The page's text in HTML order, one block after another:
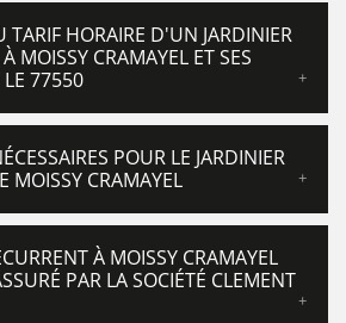
TARIF HORAIRE D'UN JARDINIER
MOISSY CRAMAYEL ET SES
LE 77550
POUR LE JARDINIER
MOISSY CRAMAYEL
À MOISSY CRAMAYEL
PAR LA SOCIÉTÉ CLEMENT